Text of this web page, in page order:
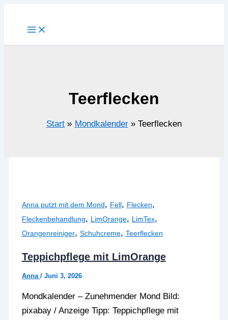
Teerflecken
Start Mondkalender Teerflecken
Anna putzt mit dem Mond, Fell, Flecken,
Fleckenbehandlung, LimOrange, LimTex,
Orangenreiniger, Schuhcreme, Teerflecken
Teppichpflege mit LimOrange
Anna / Juni 3, 2026
Mondkalender – Zunehmender Mond Bild:
pixabay / Anzeige Tipp: Teppichpflege mit